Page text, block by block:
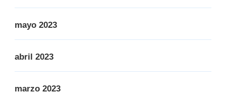
mayo 2023
abril 2023
marzo 2023